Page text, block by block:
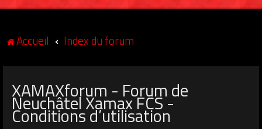
Accueil Index du forum
XAMAXforum - Forum de
Neuchâtel Xamax FCS -
Conditions d’utilisation